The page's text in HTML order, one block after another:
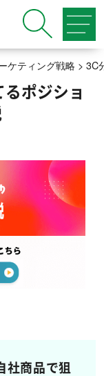
ケティング戦略> 3C
ポジショ
社商品で狙